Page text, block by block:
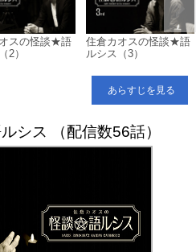
スの怪談★語
2）
住倉カオスの怪談★語
ルシス（3）
あらすじを見る
シス （配信数56話）